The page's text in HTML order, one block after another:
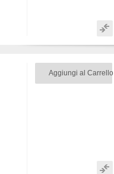
Aggiungi al Carrello